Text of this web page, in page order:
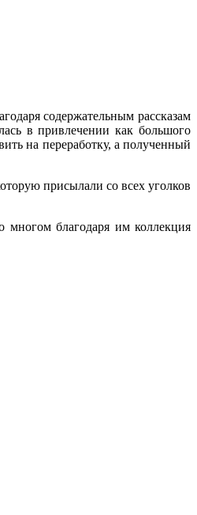
содержательным рассказам
в привлечении как большого
на переработку, а полученный
присылали со всех уголков
благодаря им коллекция